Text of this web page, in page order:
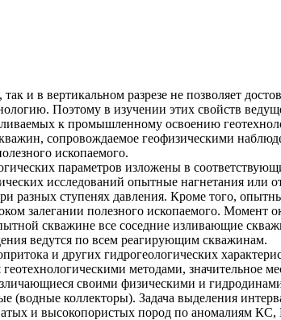
и в вертикальном разрезе не позволяет
Поэтому в изучении этих свойств
к промышленному освоению
сопровождаемое геофизическими
ископаемого.
параметров изложены в
исследований опытные нагнетания или
ступенях давления. Кроме того,
залегании полезного ископаемого. Момент
скважине все соседние изливающие
ведутся по всем реагирующим скважинам.
и других гидрогеологических
методами,
своими физическими и
коллекторы). Задача выделения
и высокопористых пород по аномалиям